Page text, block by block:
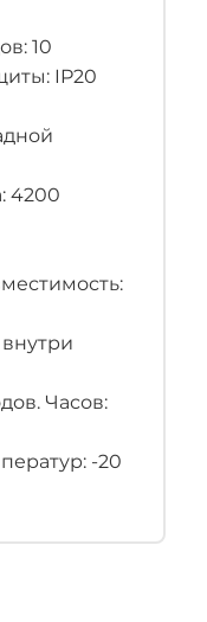
10
IP20
4200
Часов:
-20